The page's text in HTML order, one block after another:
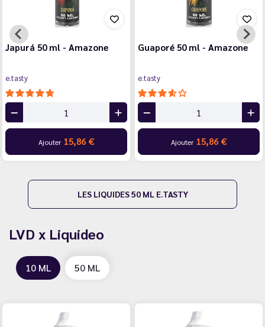
Japurá 50 ml - Amazone
e.tasty
Ajouter 15,86 €
Guaporé 50 ml - Amazone
e.tasty
Ajouter 15,86 €
LES LIQUIDES 50 ML E.TASTY
LVD x Liquideo
10 ML 50 ML